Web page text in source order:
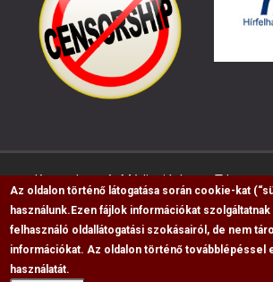
Kapcsolat Médiaajánlat
RSS
Copyright © 2009-2026, Flag Polgári
Az oldalon történő látogatása során cookie-kat
használunk. Ezen fájlok információkat szolgáltatnak
felhasználó oldallátogatási szokásairól, de nem
információkat. Az oldalon történő továbblépéssel
használatát.